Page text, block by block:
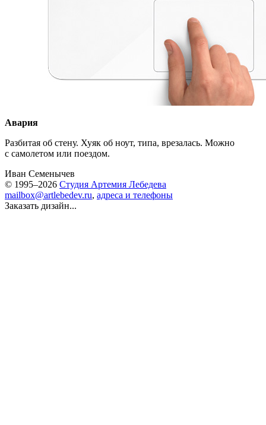
Авария
Разбитая об стену. Хуяк об ноут, типа, врезалась. Можно
с самолетом или поездом.
Иван Семенычев
© 1995–2026 Студия Артемия Лебедева
mailbox@artlebedev.ru, адреса и телефоны
Заказать дизайн...